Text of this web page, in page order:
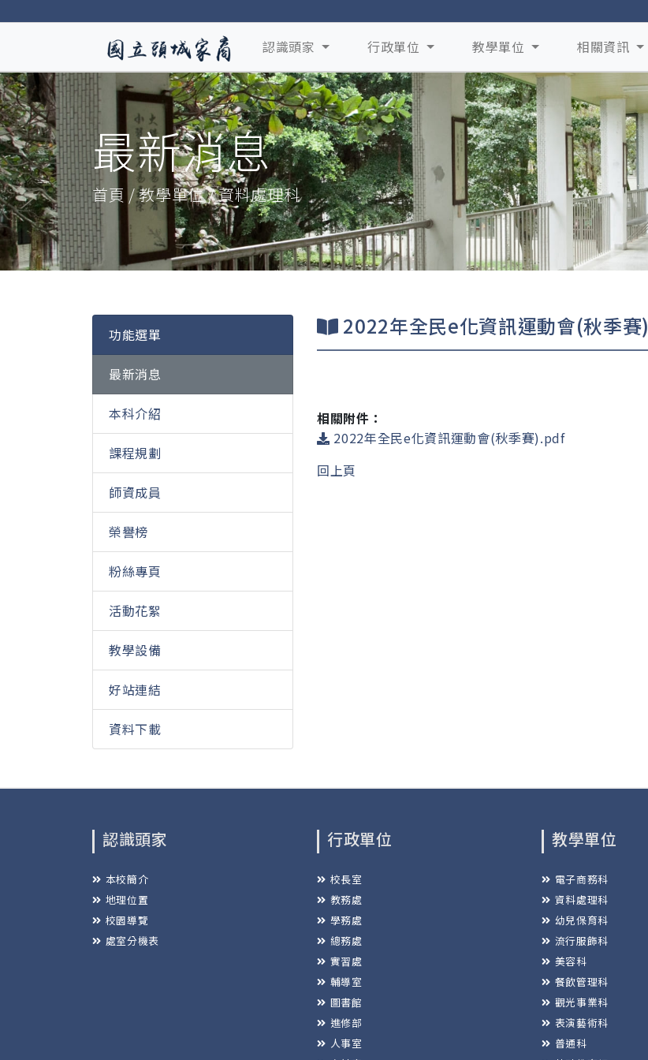
認識頭家 行政單位 教學單位 相關資訊
最新消息
首頁 / 教學單位 / 資料處理科
功能選單
最新消息
本科介紹
課程規劃
師資成員
榮譽榜
粉絲專頁
活動花絮
教學設備
好站連結
資料下載
2022年全民e化資訊運動會(秋季賽)
相關附件：
2022年全民e化資訊運動會(秋季賽).pdf
回上頁
認識頭家
本校簡介
地理位置
校園導覽
處室分機表
行政單位
校長室
教務處
學務處
總務處
實習處
輔導室
圖書館
進修部
人事室
教學單位
電子商務科
資料處理科
幼兒保育科
流行服飾科
美容科
餐飲管理科
觀光事業科
表演藝術科
普通科